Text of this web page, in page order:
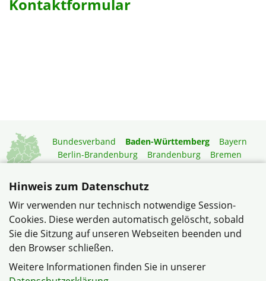
Kontaktformular
Bundesverband Baden-Württemberg
Bayern
Berlin-Brandenburg
Brandenburg
Bremen
Niedersachsen
Rheinland-Pfalz
Saarland
Sachsen-Anhalt
Schleswig-Holstein
Thüringen
Mitgliedermagazin
Gartenberatung
© Bezirksverband Neckar-Odenwald im Verband
Wohneigentum Baden-Württemberg e.V.
Hinweis zum Datenschutz
Wir verwenden nur technisch notwendige Session-
Cookies. Diese werden automatisch gelöscht, sobald
Sie die Sitzung auf unseren Webseiten beenden und
den Browser schließen.
Weitere Informationen finden Sie in unserer